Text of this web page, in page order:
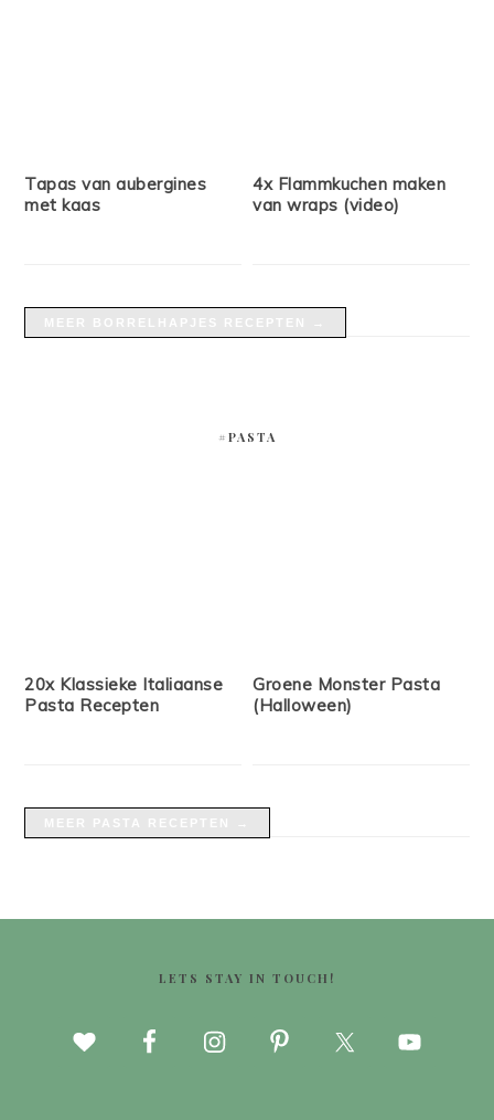
Tapas van aubergines
met kaas
4x Flammkuchen maken
van wraps (video)
#PASTA
20x Klassieke Italiaanse
Pasta Recepten
Groene Monster Pasta
(Halloween)
LETS STAY IN TOUCH!